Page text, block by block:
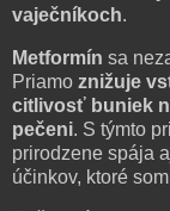
vaječníkoch.
Metformín sa
Priamo znižuje
citlivosť buniek
pečeni. S týmto
prirodzene spája
účinkov, ktoré